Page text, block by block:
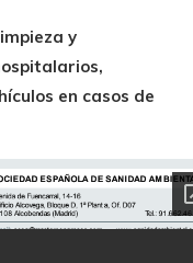
y
en casos de